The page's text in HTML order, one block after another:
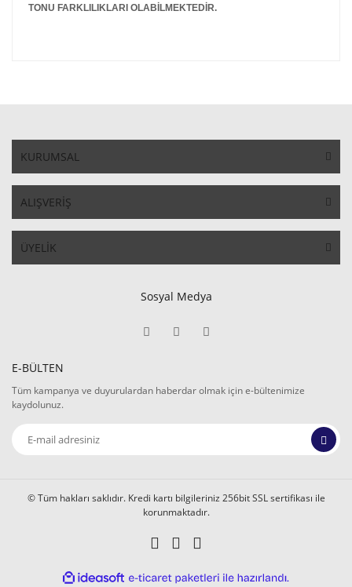
TONU FARKLILIKLARI OLABİLMEKTEDİR.
KURUMSAL
ALIŞVERİŞ
ÜYELİK
Sosyal Medya
E-BÜLTEN
Tüm kampanya ve duyurulardan haberdar olmak için e-bültenimize
kaydolunuz.
© Tüm hakları saklıdır. Kredi kartı bilgileriniz 256bit SSL sertifikası ile
korunmaktadır.
ideasoft
e-